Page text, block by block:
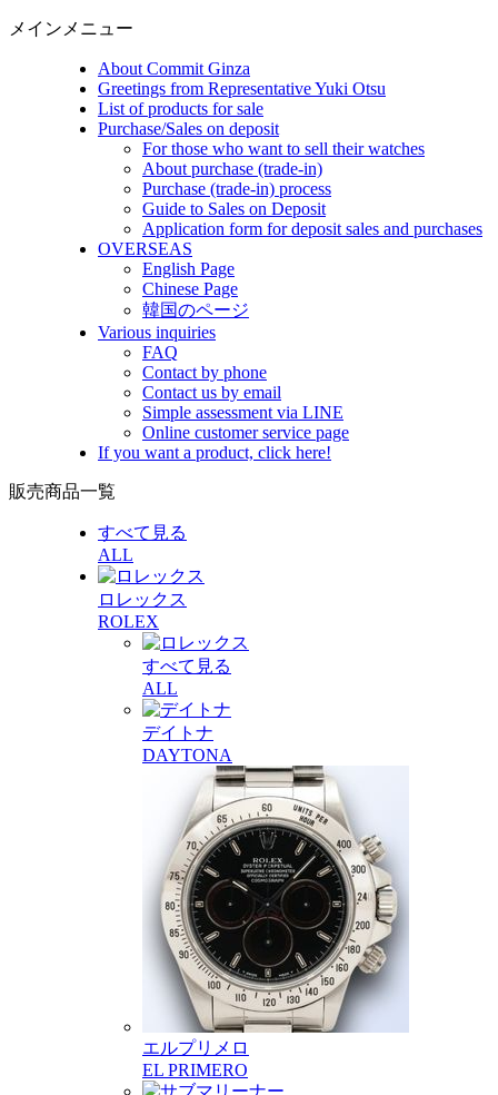
メインメニュー
About Commit Ginza
Greetings from Representative Yuki Otsu
List of products for sale
Purchase/Sales on deposit
For those who want to sell their watches
About purchase (trade-in)
Purchase (trade-in) process
Guide to Sales on Deposit
Application form for deposit sales and purchases
OVERSEAS
English Page
Chinese Page
韓国のページ
Various inquiries
FAQ
Contact by phone
Contact us by email
Simple assessment via LINE
Online customer service page
If you want a product, click here!
販売商品一覧
すべて見る
ALL
ロレックス
ROLEX
すべて見る
ALL
デイトナ
DAYTONA
エルプリメロ
EL PRIMERO